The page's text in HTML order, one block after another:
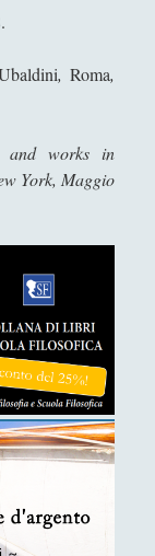
, Roma,
and works in
York, Maggio